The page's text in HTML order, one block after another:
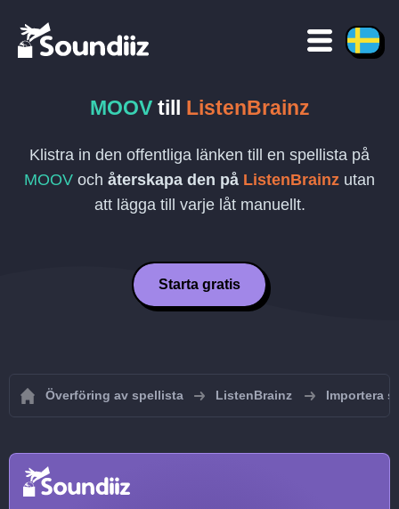
MOOVtill ListenBrainz
Klistra in den offentliga länken till en spellista på
MOOV och återskapa den på ListenBrainz utan
att lägga till varje låt manuellt.
Starta gratis
Överföring av spellista ListenBrainz Importera